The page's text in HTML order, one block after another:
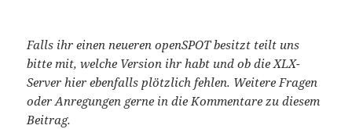
Falls ihr einen neueren openSPOT besitzt teilt uns
bitte mit, welche Version ihr habt und ob die XLX-
Server hier ebenfalls plötzlich fehlen. Weitere Fragen
oder Anregungen gerne in die Kommentare zu diesem
Beitrag.